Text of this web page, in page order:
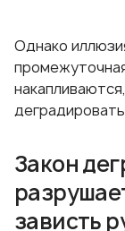
Однако
Закон
зависть